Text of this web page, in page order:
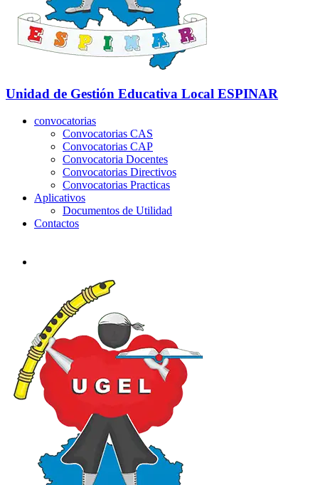
Unidad de Gestión Educativa Local ESPINAR
convocatorias
Convocatorias CAS
Convocatorias CAP
Convocatoria Docentes
Convocatorias Directivos
Convocatorias Practicas
Aplicativos
Documentos de Utilidad
Contactos